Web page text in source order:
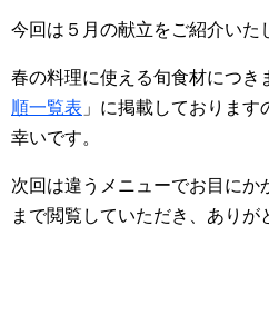
今回は５月の献立をご紹介いた
春の料理に使える旬食材につき
順一覧表 」に掲載しておりま
幸いです。
次回は違うメニューでお目にか
まで閲覧していただき、ありが